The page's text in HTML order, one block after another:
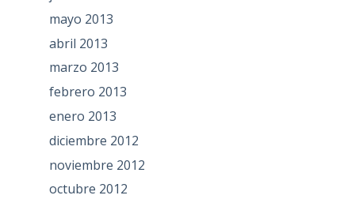
mayo 2013
abril 2013
marzo 2013
febrero 2013
enero 2013
diciembre 2012
noviembre 2012
octubre 2012